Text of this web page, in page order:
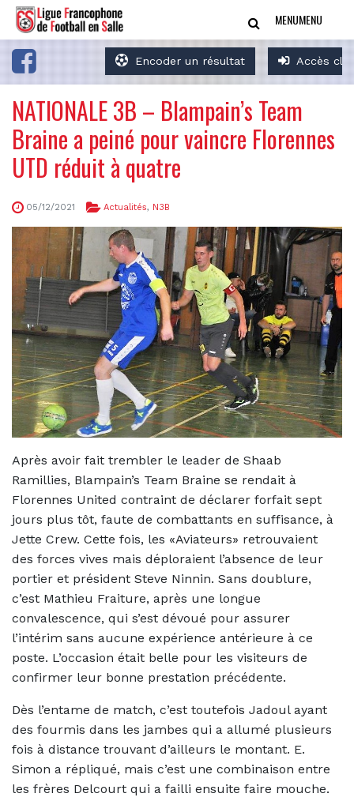
Encoder un résultat Accès
MENUMENU
NATIONALE 3B – Blampain’s Team
Braine a peiné pour vaincre Florennes
UTD réduit à quatre
05/12/2021 Actualités, N3B
Après avoir fait trembler le leader de Shaab
Ramillies, Blampain’s Team Braine se rendait à
Florennes United contraint de déclarer forfait sept
jours plus tôt, faute de combattants en suffisance, à
Jette Crew. Cette fois, les «Aviateurs» retrouvaient
des forces vives mais déploraient l’absence de leur
portier et président Steve Ninnin. Sans doublure,
c’est Mathieu Fraiture, après une longue
convalescence, qui s’est dévoué pour assurer
l’intérim sans aucune expérience antérieure à ce
poste. L’occasion était belle pour les visiteurs de
confirmer leur bonne prestation précédente.
Dès l’entame de match, c’est toutefois Jadoul ayant
des fourmis dans les jambes qui a allumé plusieurs
fois à distance trouvant d’ailleurs le montant. E.
Simon a répliqué, mais c’est une combinaison entre
les frères Delcourt qui a failli ensuite faire mouche.